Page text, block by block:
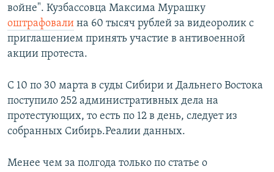
войне". Кузбассовца Максима Мурашку
оштрафовали на 60 тысяч рублей за видеоролик с
приглашением принять участие в антивоенной
акции протеста.
С 10 по 30 марта в суды Сибири и Дальнего Востока
поступило 252 административных дела на
протестующих, то есть по 12 в день, следует из
собранных Сибирь.Реалии данных.
Менее чем за полгода только по статье о